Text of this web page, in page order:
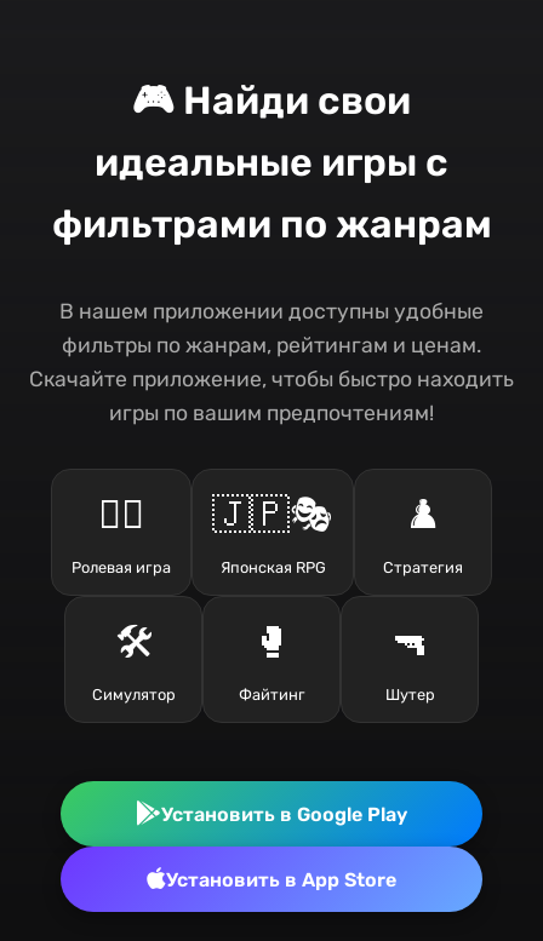
🎮 Найди свои
идеальные игры с
фильтрами по жанрам
В нашем приложении доступны удобные
фильтры по жанрам, рейтингам и ценам.
Скачайте приложение, чтобы быстро находить
игры по вашим предпочтениям!
🧙‍♂️
Ролевая игра
🇯🇵🎭
Японская RPG
♟️
Стратегия
🛠️
Симулятор
🥊
Файтинг
🔫
Шутер
Установить в Google Play
Установить в App Store